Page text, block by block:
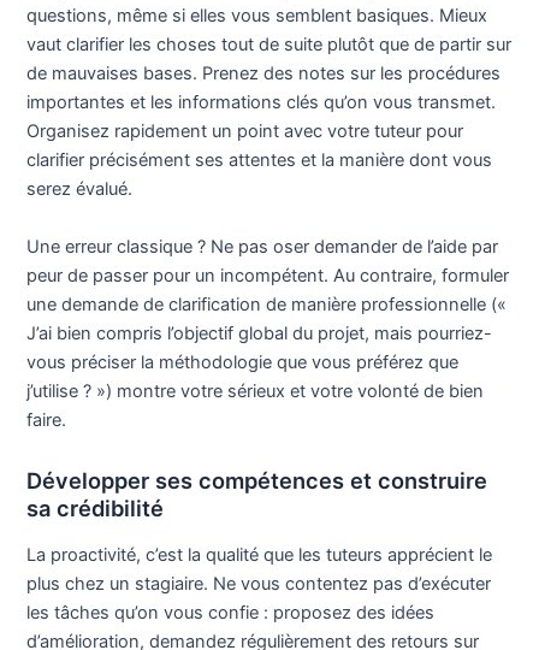
questions, même si elles vous semblent basiques. Mieux
vaut clarifier les choses tout de suite plutôt que de partir sur
de mauvaises bases. Prenez des notes sur les procédures
importantes et les informations clés qu’on vous transmet.
Organisez rapidement un point avec votre tuteur pour
clarifier précisément ses attentes et la manière dont vous
serez évalué.
Une erreur classique ? Ne pas oser demander de l’aide par
peur de passer pour un incompétent. Au contraire, formuler
une demande de clarification de manière professionnelle («
J’ai bien compris l’objectif global du projet, mais pourriez-
vous préciser la méthodologie que vous préférez que
j’utilise ? ») montre votre sérieux et votre volonté de bien
faire.
Développer ses compétences et construire
sa crédibilité
La proactivité, c’est la qualité que les tuteurs apprécient le
plus chez un stagiaire. Ne vous contentez pas d’exécuter
les tâches qu’on vous confie : proposez des idées
d’amélioration, demandez régulièrement des retours sur